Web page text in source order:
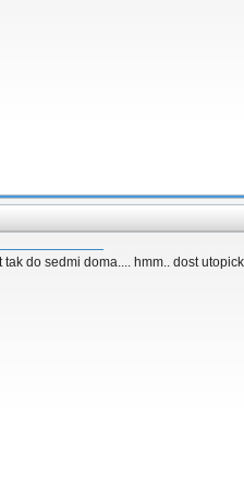
do sedmi doma.... hmm.. dost